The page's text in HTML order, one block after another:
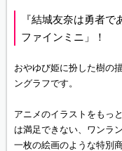
『結城友奈は勇者
ファインミニ」！
おやゆび姫に扮した樹の
ングラフです。
アニメのイラストをもっ
は満足できない、ワンラ
一枚の絵画のような特別